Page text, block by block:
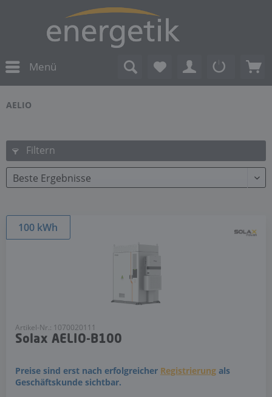
Menü
AELIO
Filtern
100 kWh
Artikel-Nr.: 1070020111
Solax AELIO-B100
Preise sind erst nach erfolgreicher Registrierung als
Geschäftskunde sichtbar.